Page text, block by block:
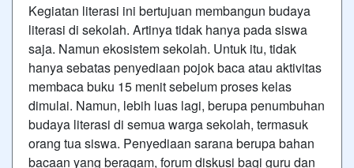
Kegiatan literasi ini bertujuan membangun budaya
literasi di sekolah. Artinya tidak hanya pada siswa
saja. Namun ekosistem sekolah. Untuk itu, tidak
hanya sebatas penyediaan pojok baca atau aktivitas
membaca buku 15 menit sebelum proses kelas
dimulai. Namun, lebih luas lagi, berupa penumbuhan
budaya literasi di semua warga sekolah, termasuk
orang tua siswa. Penyediaan sarana berupa bahan
bacaan yang beragam, forum diskusi bagi guru dan